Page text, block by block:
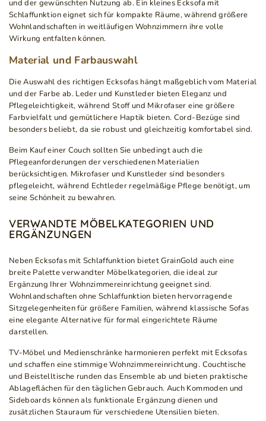
und der gewünschten Nutzung ab. Ein kleines Ecksofa mit
Schlaffunktion eignet sich für kompakte Räume, während größere
Wohnlandschaften in weitläufigen Wohnzimmern ihre volle
Wirkung entfalten können.
Material und Farbauswahl
Die Auswahl des richtigen Ecksofas hängt maßgeblich vom Material
und der Farbe ab. Leder und Kunstleder bieten Eleganz und
Pflegeleichtigkeit, während Stoff und Mikrofaser eine größere
Farbvielfalt und gemütlichere Haptik bieten. Cord-Bezüge sind
besonders beliebt, da sie robust und gleichzeitig komfortabel sind.
Beim Kauf einer Couch sollten Sie unbedingt auch die
Pflegeanforderungen der verschiedenen Materialien
berücksichtigen. Mikrofaser und Kunstleder sind besonders
pflegeleicht, während Echtleder regelmäßige Pflege benötigt, um
seine Schönheit zu bewahren.
VERWANDTE MÖBELKATEGORIEN UND
ERGÄNZUNGEN
Neben Ecksofas mit Schlaffunktion bietet GrainGold auch eine
breite Palette verwandter Möbelkategorien, die ideal zur
Ergänzung Ihrer Wohnzimmereinrichtung geeignet sind.
Wohnlandschaften ohne Schlaffunktion bieten hervorragende
Sitzgelegenheiten für größere Familien, während klassische Sofas
eine elegante Alternative für formal eingerichtete Räume
darstellen.
TV-Möbel und Medienschränke harmonieren perfekt mit Ecksofas
und schaffen eine stimmige Wohnzimmereinrichtung. Couchtische
und Beistelltische runden das Ensemble ab und bieten praktische
Ablageflächen für den täglichen Gebrauch. Auch Kommoden und
Sideboards können als funktionale Ergänzung dienen und
zusätzlichen Stauraum für verschiedene Utensilien bieten.